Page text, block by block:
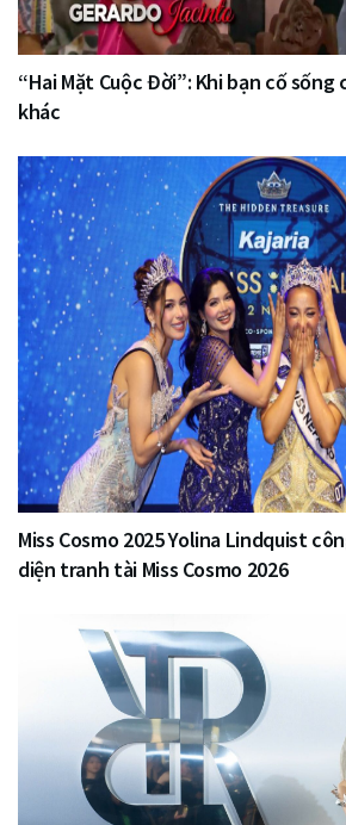
“Hai Mặt Cuộc Đời”: Khi bạn cố
khác
Miss Cosmo 2025 Yolina Lindquist
diện tranh tài Miss Cosmo 2026